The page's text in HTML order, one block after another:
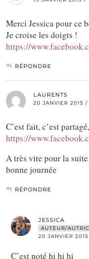
Merci Jessica pour ce
Je croise les doigts !
https://
RÉPONDRE
LAURENTS
20 JANVIER 2015
C’est fait, c’est
https://
A très vite pour la
bonne journée
RÉPONDRE
JESSICA
AUTEUR/
20 JANVIER
C’est noté hi hi hi